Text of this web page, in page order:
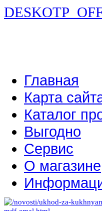
Главная
Карта
Каталог
Выгодно
Сервис
О магазине